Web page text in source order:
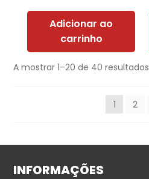
Adicionar ao
carrinho
A mostrar 1–20 de 40 resultados
1 2
INFORMAÇÕES